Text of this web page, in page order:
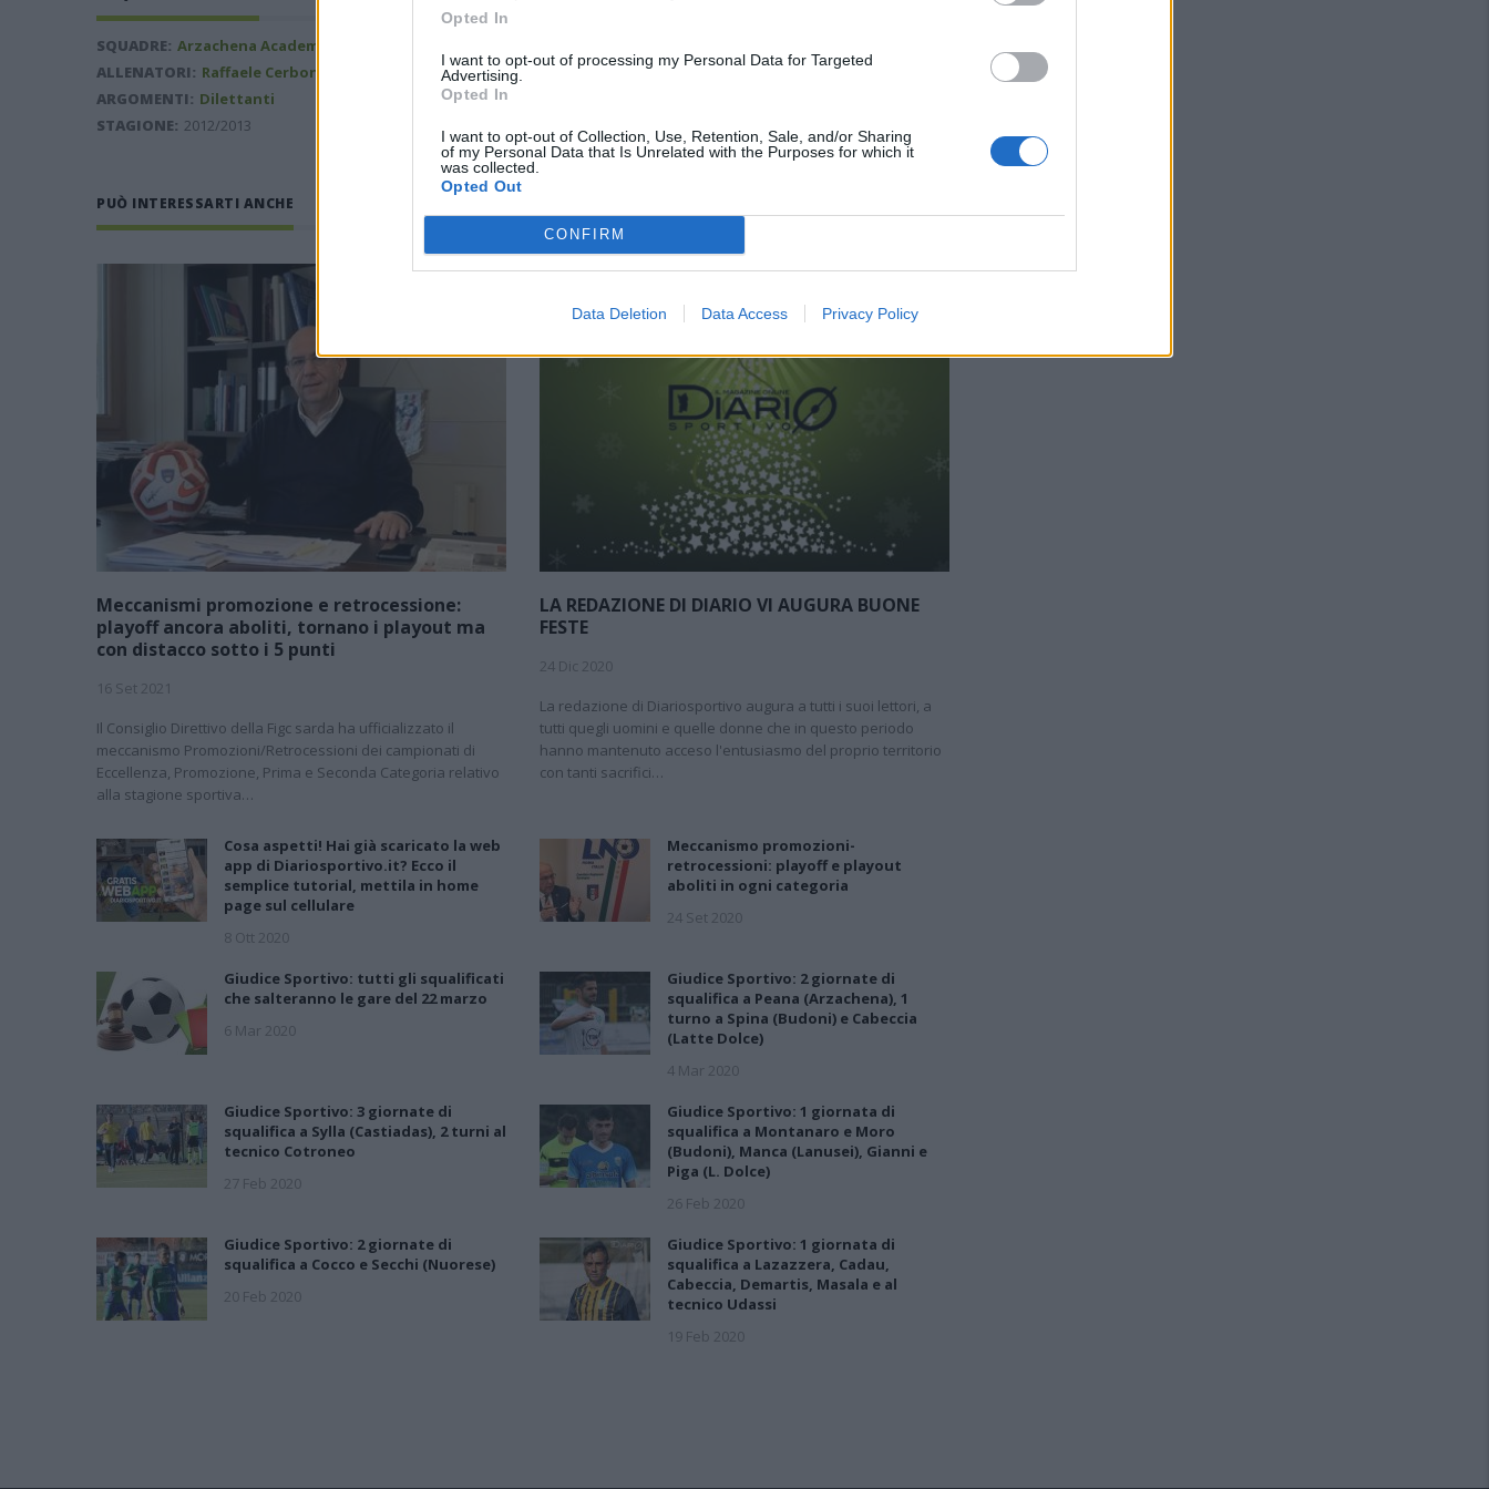
Opted In
I want to opt-out of processing my Personal Data for Targeted
Advertising.
Opted In
I want to opt-out of Collection, Use, Retention, Sale, and/or Sharing
of my Personal Data that Is Unrelated with the Purposes for which it
was collected.
Opted Out
CONFIRM
Data Deletion Data Access Privacy Policy
SQUADRE: Arzachena Academy
ALLENATORI: Raffaele Cerbone
Guglielmo Bacci
ARGOMENTI: Dilettanti
STAGIONE: 2012/2013
PUÒ INTERESSARTI ANCHE
Meccanismi promozione e retrocessione:
playoff ancora aboliti, tornano i playout ma
con distacco sotto i 5 punti
16 Set 2021
Il Consiglio Direttivo della Figc sarda ha ufficializzato il
meccanismo Promozioni/Retrocessioni dei campionati di
Eccellenza, Promozione, Prima e Seconda Categoria relativo
alla stagione sportiva…
LA REDAZIONE DI DIARIO VI AUGURA BUONE
FESTE
24 Dic 2020
La redazione di Diariosportivo augura a tutti i suoi lettori, a
tutti quegli uomini e quelle donne che in questo periodo
hanno mantenuto acceso l'entusiasmo del proprio territorio
con tanti sacrifici…
Cosa aspetti! Hai già scaricato la web
app di Diariosportivo.it? Ecco il
semplice tutorial, mettila in home
page sul cellulare
8 Ott 2020
Meccanismo promozioni-
retrocessioni: playoff e playout
aboliti in ogni categoria
24 Set 2020
Giudice Sportivo: tutti gli squalificati
che salteranno le gare del 22 marzo
6 Mar 2020
Giudice Sportivo: 2 giornate di
squalifica a Peana (Arzachena), 1
turno a Spina (Budoni) e Cabeccia
(Latte Dolce)
4 Mar 2020
Giudice Sportivo: 3 giornate di
squalifica a Sylla (Castiadas), 2 turni al
tecnico Cotroneo
27 Feb 2020
Giudice Sportivo: 1 giornata di
squalifica a Montanaro e Moro
(Budoni), Manca (Lanusei), Gianni e
Piga (L. Dolce)
26 Feb 2020
Giudice Sportivo: 2 giornate di
squalifica a Cocco e Secchi (Nuorese)
20 Feb 2020
Giudice Sportivo: 1 giornata di
squalifica a Lazazzera, Cadau,
Cabeccia, Demartis, Masala e al
tecnico Udassi
19 Feb 2020